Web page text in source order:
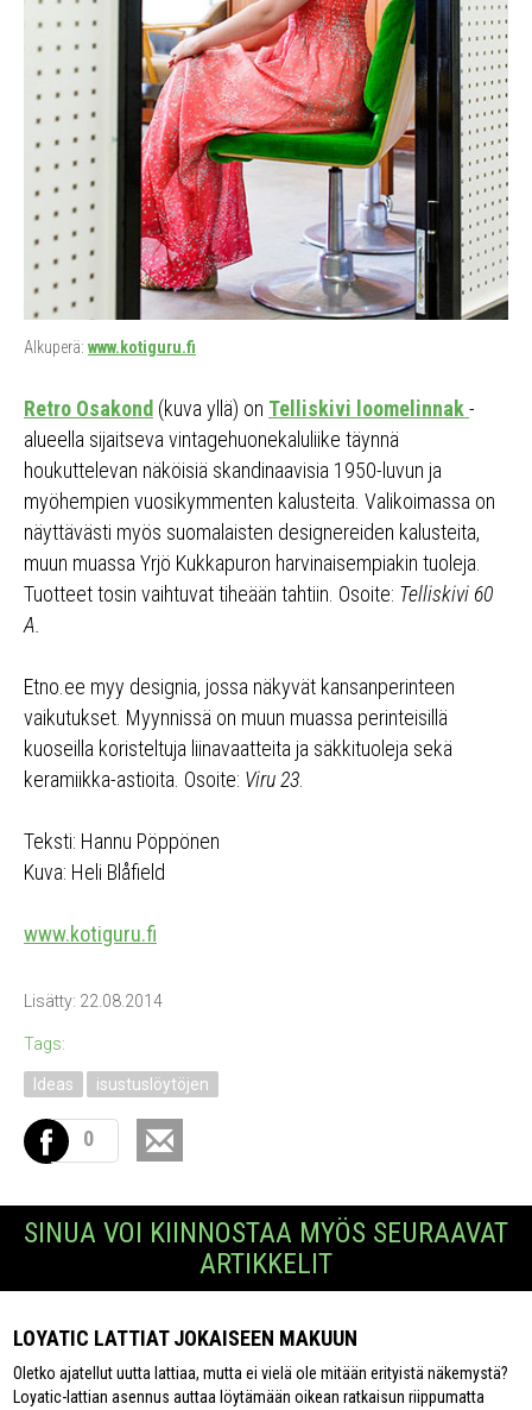
Alkuperä: www.kotiguru.fi
Retro Osakond (kuva yllä) on Telliskivi loomelinnak-
alueella sijaitseva vintagehuonekaluliike täynnä
houkuttelevan näköisiä skandinaavisia 1950-luvun ja
myöhempien vuosikymmenten kalusteita. Valikoimassa on
näyttävästi myös suomalaisten designereiden kalusteita,
muun muassa Yrjö Kukkapuron harvinaisempiakin tuoleja.
Tuotteet tosin vaihtuvat tiheään tahtiin. Osoite: Telliskivi 60
A.
Etno.ee myy designia, jossa näkyvät kansanperinteen
vaikutukset. Myynnissä on muun muassa perinteisillä
kuoseilla koristeltuja liinavaatteita ja säkkituoleja sekä
keramiikka-astioita. Osoite: Viru 23.
Teksti: Hannu Pöppönen
Kuva: Heli Blåfield
www.kotiguru.fi
Lisätty: 22.08.2014
Tags:
Ideas isustuslöytöjen
0
SINUA VOI KIINNOSTAA MYÖS SEURAAVAT
ARTIKKELIT
LOYATIC LATTIAT JOKAISEEN MAKUUN
Oletko ajatellut uutta lattiaa, mutta ei vielä ole mitään erityistä näkemystä?
Loyatic-lattian asennus auttaa löytämään oikean ratkaisun riippumatta